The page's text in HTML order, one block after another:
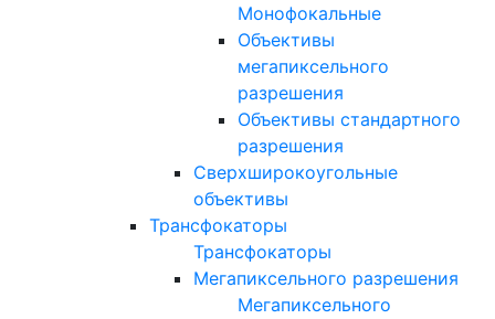
Монофокальные
Объективы
мегапиксельного
разрешения
Объективы стандартного
разрешения
Сверхширокоугольные
объективы
Трансфокаторы
Трансфокаторы
Мегапиксельного разрешения
Мегапиксельного